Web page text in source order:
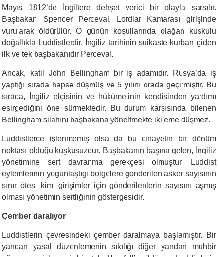
Mayıs 1812’de İngiltere dehşet verici bir olayla sarsılır.
Başbakan Spencer Perceval, Lordlar Kamarası girişinde
vurularak öldürülür. O günün koşullarında olağan kuşkulu
doğallıkla Luddistlerdir. İngiliz tarihinin suikaste kurban giden
ilk ve tek başbakanıdır Perceval.
Ancak, katil John Bellingham bir iş adamıdır. Rusya’da iş
yaptığı sırada hapse düşmüş ve 5 yılını orada geçirmiştir. Bu
sırada, İngiliz elçisinin ve hükümetinin kendisinden yardımı
esirgediğini öne sürmektedir. Bu durum karşısında bilenen
Bellingham silahını başbakana yöneltmekte ikileme düşmez.
Luddistlerce işlenmemiş olsa da bu cinayetin bir dönüm
noktası olduğu kuşkusuzdur. Başbakanın başına gelen, İngiliz
yönetimine sert davranma gerekçesi olmuştur. Luddist
eylemlerinin yoğunlaştığı bölgelere gönderilen asker sayısının
sınır ötesi kimi girişimler için gönderilenlerin sayısını aşmış
olması yönetimin sertliğinin göstergesidir.
Çember daralıyor
Luddistlerin çevresindeki çember daralmaya başlamıştır. Bir
yandan yasal düzenlemenin sıkılığı diğer yandan muhbir